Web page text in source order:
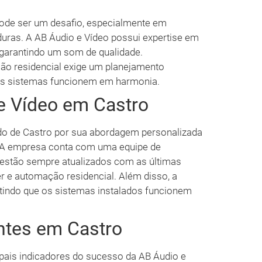
ser um desafio, especialmente em
A AB Áudio e Vídeo possui expertise em
um som de qualidade.
residencial exige um planejamento
sistemas funcionem em harmonia.
Vídeo em Castro
de Castro por sua abordagem personalizada
empresa conta com uma equipe de
sempre atualizados com as últimas
e automação residencial. Além disso, a
que os sistemas instalados funcionem
em Castro
indicadores do sucesso da AB Áudio e